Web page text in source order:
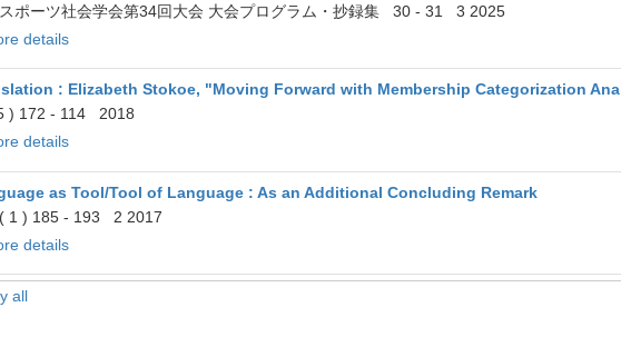
ポーツ社会学会第34回大会 大会プログラム・抄録集 30 - 31 3 2025
details
: Elizabeth Stokoe, "Moving Forward with Membership Categorization
) 172 - 114 2018
details
as Tool/Tool of Language : As an Additional Concluding Remark
1 ) 185 - 193 2 2017
details
all